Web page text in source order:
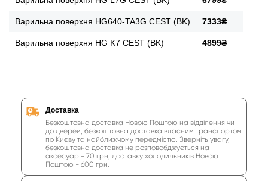
Варильна поверхня HG640-TA3G CEST (BK) 7333₴
Варильна поверхня HG K7 CEST (BK) 4899₴
Доставка
Безкоштовна доставка Новою Поштою на відділення чи
до дверей, безкоштовна доставка власним транспортом
по Києву та найближчому передмістю. Зверніть увагу,
безкоштовна доставка не розповсбджується на
аксесуар - 70 грн, доставку холодильників Новою
Поштою - 600 грн.